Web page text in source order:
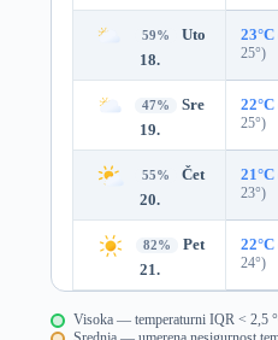
59%
Uto
18.
23°C
25°)
47%
Sre
19.
22°C
25°)
55%
Čet
20.
21°C
23°)
82%
Pet
21.
22°C
24°)
Visoka — temperaturni IQR < 2,5